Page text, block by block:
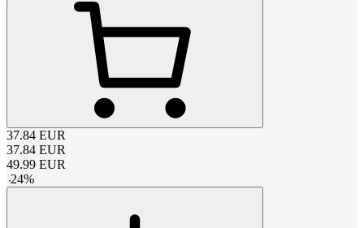
37.84 EUR
37.84 EUR
49.99 EUR
-24%